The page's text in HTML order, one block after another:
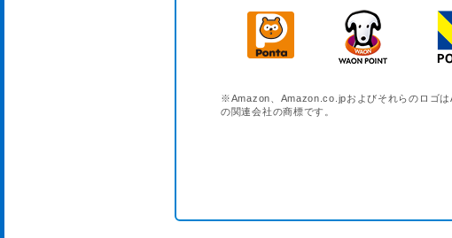
※Amazon、Amazon.co.jpおよびそれらのロゴ
の関連会社の商標です。